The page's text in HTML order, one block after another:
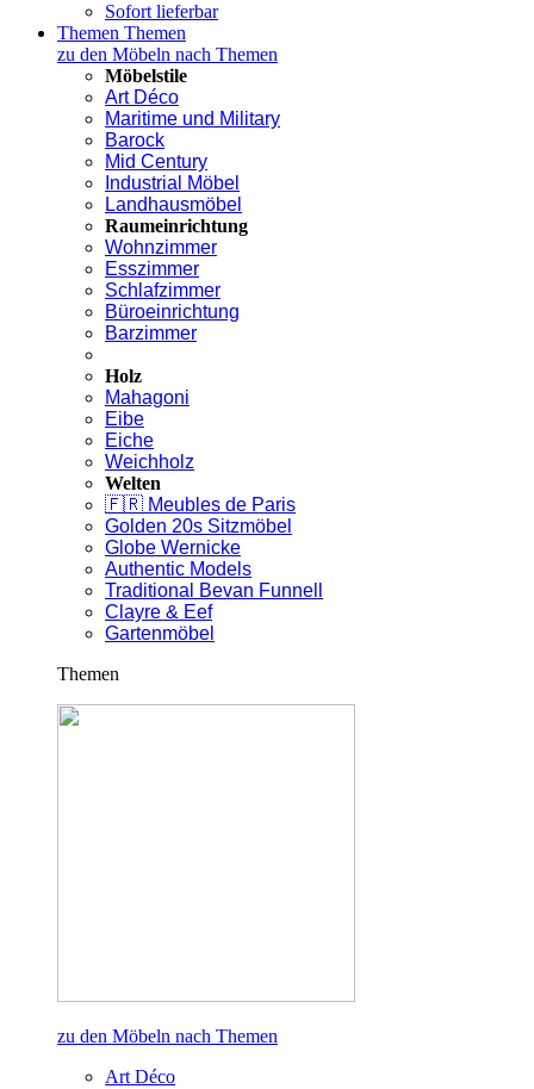
Sofort lieferbar
Themen Themen
zu den Möbeln nach Themen
Möbelstile
Art Déco
Maritime und Military
Barock
Mid Century
Industrial Möbel
Landhausmöbel
Raumeinrichtung
Wohnzimmer
Esszimmer
Schlafzimmer
Büroeinrichtung
Barzimmer
Holz
Mahagoni
Eibe
Eiche
Weichholz
Welten
🇫🇷 Meubles de Paris
Golden 20s Sitzmöbel
Globe Wernicke
Authentic Models
Traditional Bevan Funnell
Clayre & Eef
Gartenmöbel
Themen
zu den Möbeln nach Themen
Art Déco